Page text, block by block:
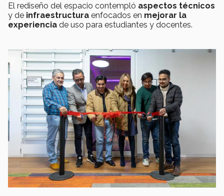
El rediseño del espacio contempló aspectos técnicos
y de infraestructura enfocados en mejorar la
experiencia de uso para estudiantes y docentes.